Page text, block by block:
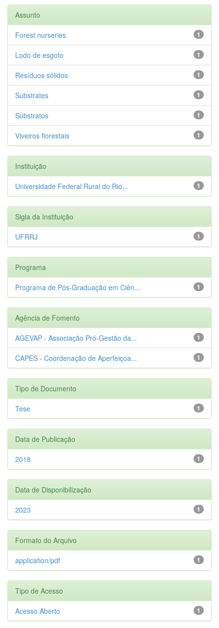
Assunto
1
Forest nurseries
1
Lodo de esgoto
1
Resíduos sólidos
1
Substrates
1
Substratos
1
Viveiros florestais
Instituição
1
Universidade Federal Rural do Rio...
Sigla da Instituição
1
UFRRJ
Programa
1
Programa de Pós-Graduação em Ciên...
Agência de Fomento
1
AGEVAP - Associação Pró-Gestão da...
1
CAPES - Coordenação de Aperfeiçoa...
Tipo de Documento
1
Tese
Data de Publicação
1
2018
Data de Disponibilização
1
2023
Formato do Arquivo
1
application/pdf
Tipo de Acesso
1
Acesso Aberto